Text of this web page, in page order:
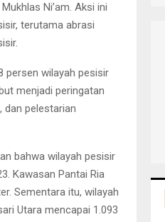
Ni’am. Aksi ini
terutama abrasi
persen wilayah pesisir
menjadi peringatan
dan pelestarian
bahwa wilayah pesisir
Kawasan Pantai Ria
Sementara itu, wilayah
Utara mencapai 1.093